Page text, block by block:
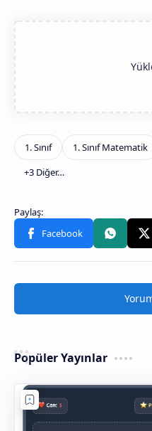
Popüler Yayınlar